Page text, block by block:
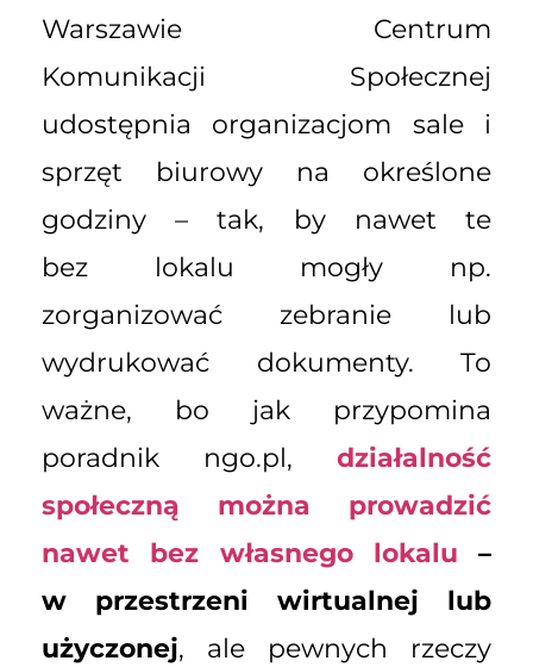
Warszawie Centrum
Komunikacji Społecznej
udostępnia organizacjom sale i
sprzęt biurowy na określone
godziny – tak, by nawet te
bez lokalu mogły np.
zorganizować zebranie lub
wydrukować dokumenty. To
ważne, bo jak przypomina
poradnik ngo.pl,
działalność
społeczną można prowadzić
nawet bez własnego lokalu –
w przestrzeni wirtualnej lub
użyczonej, ale pewnych rzeczy